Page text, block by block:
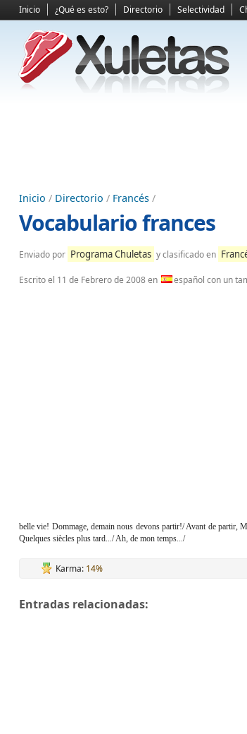
Inicio ¿Qué es esto? Directorio Selectividad
Inicio / Directorio / Francés /
Vocabulario frances
Enviado por Programa Chuletas y clasificado en
Escrito el 11 de Febrero de 2008en español con un
belle vie! Dommage, demain nous devons partir!/ Avant de partir,
Quelques siècles plus tard.../ Ah, de mon temps.../
Karma: 14%
Entradas relacionadas: